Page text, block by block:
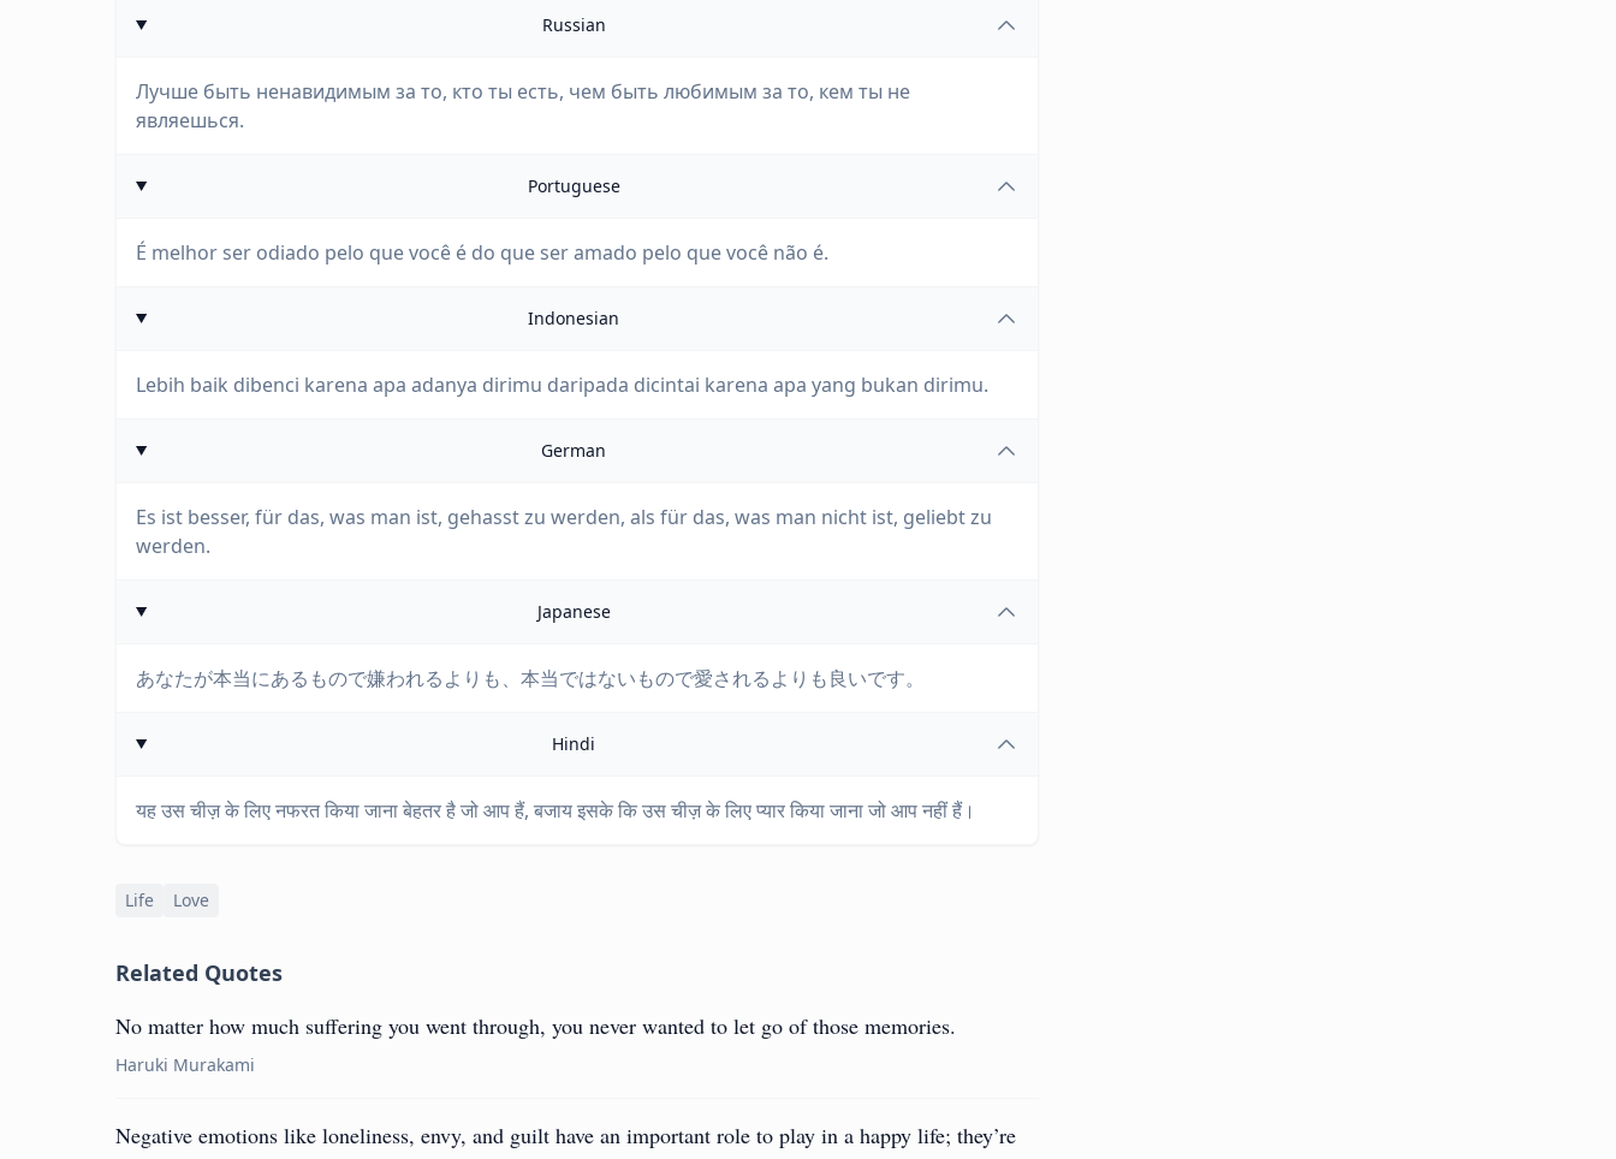
Russian
Лучше быть ненавидимым за то, кто ты есть, чем быть любимым за то, кем ты не
являешься.
Portuguese
É melhor ser odiado pelo que você é do que ser amado pelo que você não é.
Indonesian
Lebih baik dibenci karena apa adanya dirimu daripada dicintai karena apa yang bukan dirimu.
German
Es ist besser, für das, was man ist, gehasst zu werden, als für das, was man nicht ist, geliebt zu
werden.
Japanese
あなたが本当にあるもので嫌われるよりも、本当ではないもので愛されるよりも良いです。
Hindi
यह उस चीज़ के लिए नफरत किया जाना बेहतर है जो आप हैं, बजाय इसके कि उस चीज़ के लिए प्यार किया जाना जो आप नहीं हैं।
Life Love
Related Quotes
No matter how much suffering you went through, you never wanted to let go of those memories.
Haruki Murakami
Negative emotions like loneliness, envy, and guilt have an important role to play in a happy life; they’re